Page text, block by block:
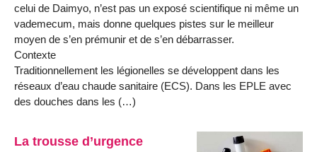
celui de Daimyo, n’est pas un exposé scientifique ni même un
vademecum, mais donne quelques pistes sur le meilleur
moyen de s’en prémunir et de s’en débarrasser.
Contexte
Traditionnellement les légionelles se développent dans les
réseaux d’eau chaude sanitaire (ECS). Dans les EPLE avec
des douches dans les (…)
La trousse d’urgence